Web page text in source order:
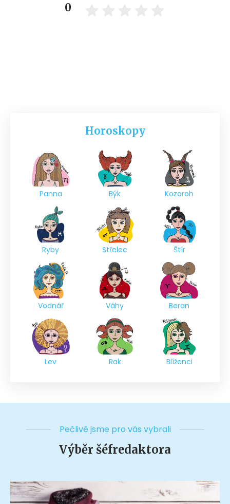
0
Horoskopy
Panna Býk Kozoroh
Ryby Střelec Štír
Vodnář Váhy Beran
Lev Rak Blíženci
Pečlivě jsme pro vás vybrali
Výběr šéfredaktora